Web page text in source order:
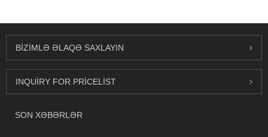
BIZIMLƏ ƏLAQƏ SAXLAYIN
INQUIRY FOR PRICELIST
SON XƏBƏRLƏR